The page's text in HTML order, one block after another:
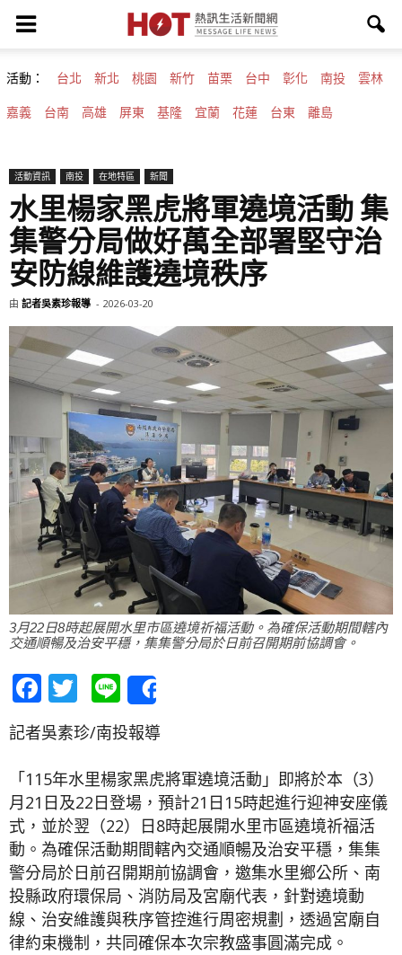
活動： 台北 新北 桃園 新竹 苗栗 台中 彰化 南投 雲林
嘉義 台南 高雄 屏東 基隆 宜蘭 花蓮 台東 離島
活動資訊 南投 在地特區 新聞
水里楊家黑虎將軍遶境活動 集
集警分局做好萬全部署堅守治
安防線維護遶境秩序
由 記者吳素珍報導 - 2026-03-20
3月22日8時起展開水里市區遶境祈福活動。為確保活動期間轄內
交通順暢及治安平穩，集集警分局於日前召開期前協調會。
Facebook
Twitter
Line
記者吳素珍/南投報導
「115年水里楊家黑虎將軍遶境活動」即將於本（3）
月21日及22日登場，預計21日15時起進行迎神安座儀
式，並於翌（22）日8時起展開水里市區遶境祈福活
動。為確保活動期間轄內交通順暢及治安平穩，集集
警分局於日前召開期前協調會，邀集水里鄉公所、南
投縣政府環保局、消防局及宮廟代表，針對遶境動
線、治安維護與秩序管控進行周密規劃，透過宮廟自
律約束機制，共同確保本次宗教盛事圓滿完成。